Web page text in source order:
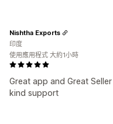
Great app and Great
kind support
Nishtha Exports
印度
使用應用程式 大約1小時